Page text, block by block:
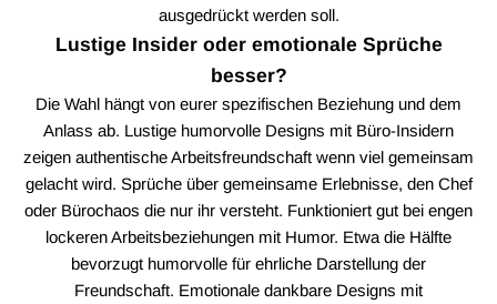
ausgedrückt werden soll.
Lustige Insider oder emotionale Sprüche
besser?
Die Wahl hängt von eurer spezifischen Beziehung und dem
Anlass ab. Lustige humorvolle Designs mit Büro-Insidern
zeigen authentische Arbeitsfreundschaft wenn viel gemeinsam
gelacht wird. Sprüche über gemeinsame Erlebnisse, den Chef
oder Bürochaos die nur ihr versteht. Funktioniert gut bei engen
lockeren Arbeitsbeziehungen mit Humor. Etwa die Hälfte
bevorzugt humorvolle für ehrliche Darstellung der
Freundschaft. Emotionale dankbare Designs mit